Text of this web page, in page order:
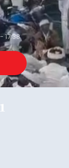
17:38